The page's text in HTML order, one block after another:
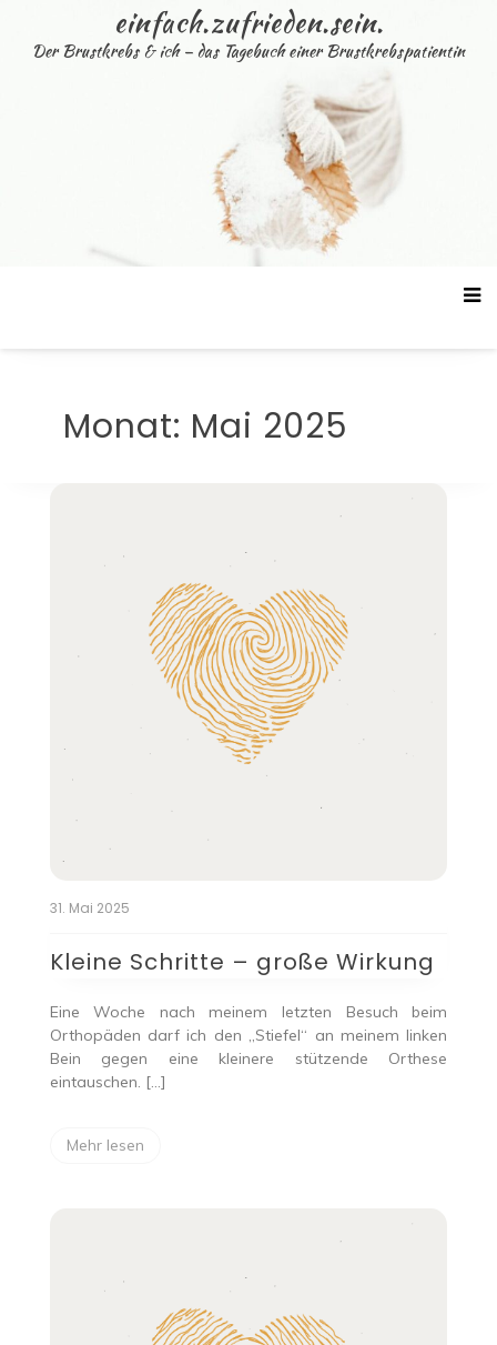
content
einfach.zufrieden.sein.
Der Brustkrebs & ich – das Tagebuch einer Brustkrebspatientin
Monat: Mai 2025
31. Mai 2025
Kleine Schritte – große Wirkung
Eine Woche nach meinem letzten Besuch beim
Orthopäden darf ich den „Stiefel“ an meinem linken
Bein gegen eine kleinere stützende Orthese
eintauschen. […]
Mehr lesen